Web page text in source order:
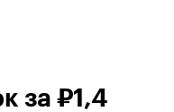
за ₽1,4